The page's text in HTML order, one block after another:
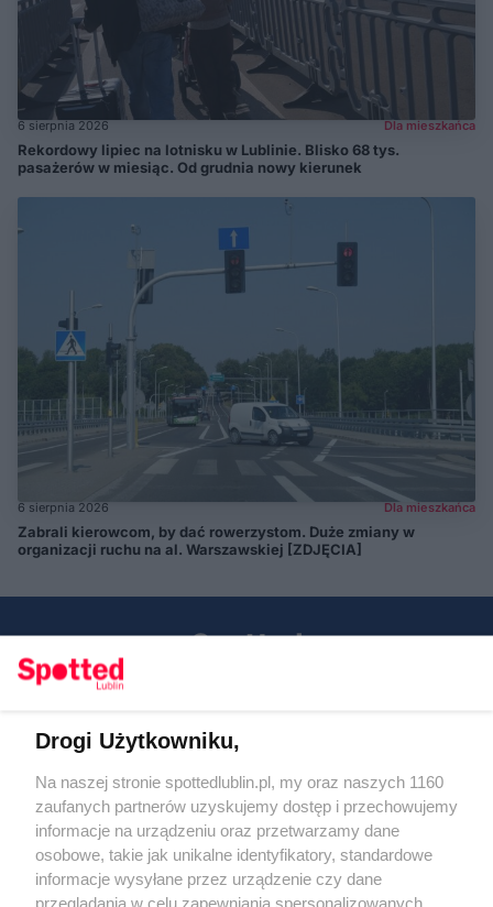
6 sierpnia 2026 Dla mieszkańca
Rekordowy lipiec na lotnisku w Lublinie. Blisko 68 tys.
pasażerów w miesiąc. Od grudnia nowy kierunek
6 sierpnia 2026 Dla mieszkańca
Zabrali kierowcom, by dać rowerzystom. Duże zmiany w
organizacji ruchu na al. Warszawskiej [ZDJĘCIA]
KATEGORIE
Regulamin
Polityka prywatności
RODO
Warunki korzystania z treści
Drogi Użytkowniku,
Na naszej stronie spottedlublin.pl, my oraz naszych 1160
zaufanych partnerów uzyskujemy dostęp i przechowujemy
informacje na urządzeniu oraz przetwarzamy dane
osobowe, takie jak unikalne identyfikatory, standardowe
informacje wysyłane przez urządzenie czy dane
przeglądania w celu zapewniania spersonalizowanych